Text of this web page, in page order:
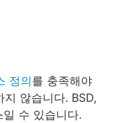
정의를 충족해야
않습니다. BSD,
수 있습니다.